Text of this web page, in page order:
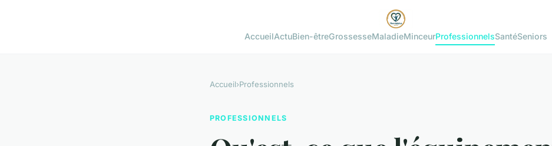
AccueilActuBien-êtreGrossesseMaladieMinceurProfessionnelsSantéSeniors
Accueil›Professionnels
PROFESSIONNELS